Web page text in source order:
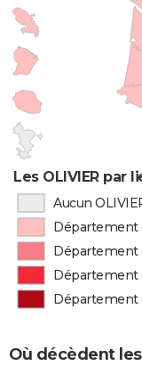
Les OLIVIER par
Aucun
Département
Département
Département
Département
Où décèdent les